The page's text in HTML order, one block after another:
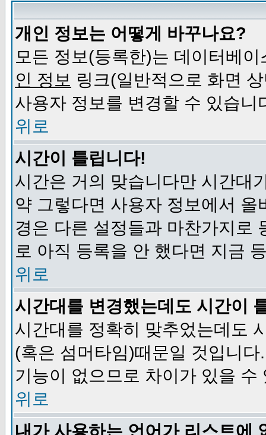
개인 정보는 어떻게 바꾸나요?
모든 정보(등록한)는 데이터베
인 정보 링크(일반적으로 화면
사용자 정보를 변경할 수 있습니
위로
시간이 틀립니다!
시간은 거의 맞습니다만 시간대
약 그렇다면 사용자 정보에서
경은 다른 설정들과 마찬가지로
로 아직 등록을 안 했다면 지금
위로
시간대를 변경했는데도 시간이
시간대를 정확히 맞추었는데도
(혹은 섬머타임)때문일 것입니
기능이 없으므로 차이가 있을 수
위로
내가 사용하는 언어가 리스트에